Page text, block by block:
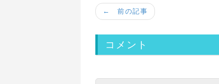
← 前の記事
コメント